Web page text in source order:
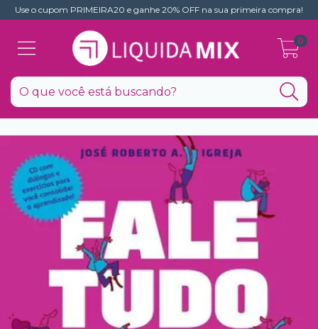
Use o cupom PRIMEIRA20 e ganhe 20% OFF na sua primeira compra!
0